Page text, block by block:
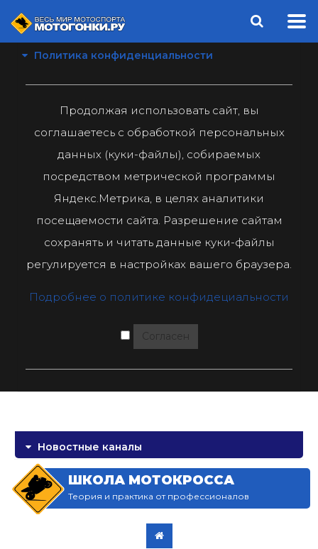
Политика конфиденциальности
Продолжая использовать сайт, вы
соглашаетесь с обработкой персональных
данных (куки-файлы), собираемых
посредством метрической программы
Яндекс.Метрика, в целях аналитики
посещаемости сайта. Разрешение сайтам
сохранять и читать данные куки-файлы
регулируется в настройках вашего браузера.
Подробнее о политике конфидециальности
Согласен
Новостные каналы
ШКОЛА МОТОКРОССА
Теория и практика от профессионалов